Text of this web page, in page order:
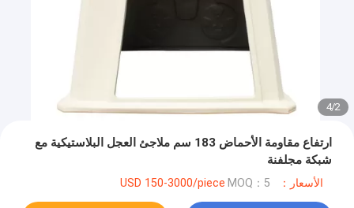
2
/
4
ارتفاع مقاومة الأحماض 183 سم ملاجئ العجل البلاستيكية مع
شبكة مجلفنة
الأسعار：USD 150-3000/piece MOQ：5